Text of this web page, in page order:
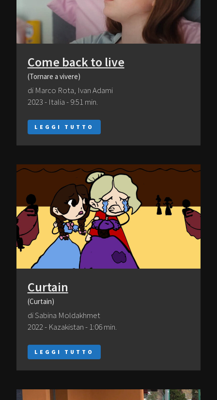
Come back to live
(Tornare a vivere)
di Marco Rota, Ivan Adami
2023 - Italia - 9:51 min.
LEGGI TUTTO
Curtain
(Curtain)
di Sabina Moldakhmet
2022 - Kazakistan - 1:06 min.
LEGGI TUTTO